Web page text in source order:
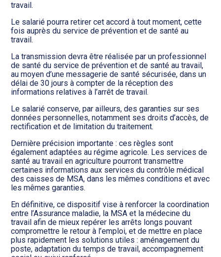
travail.
Le salarié pourra retirer cet accord à tout moment, cette
fois auprès du service de prévention et de santé au
travail.
La transmission devra être réalisée par un professionnel
de santé du service de prévention et de santé au travail,
au moyen d’une messagerie de santé sécurisée, dans un
délai de 30 jours à compter de la réception des
informations relatives à l’arrêt de travail.
Le salarié conserve, par ailleurs, des garanties sur ses
données personnelles, notamment ses droits d’accès, de
rectification et de limitation du traitement.
Dernière précision importante : ces règles sont
également adaptées au régime agricole. Les services de
santé au travail en agriculture pourront transmettre
certaines informations aux services du contrôle médical
des caisses de MSA, dans les mêmes conditions et avec
les mêmes garanties.
En définitive, ce dispositif vise à renforcer la coordination
entre l’Assurance maladie, la MSA et la médecine du
travail afin de mieux repérer les arrêts longs pouvant
compromettre le retour à l’emploi, et de mettre en place
plus rapidement les solutions utiles : aménagement du
poste, adaptation du temps de travail, accompagnement